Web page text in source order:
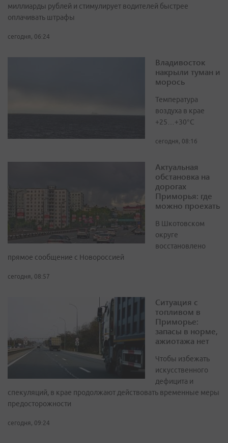
миллиарды рублей и стимулирует водителей быстрее
оплачивать штрафы
сегодня, 06:24
Владивосток
накрыли туман и
морось
Температура
воздуха в крае
+25…+30°C
сегодня, 08:16
Актуальная
обстановка на
дорогах
Приморья: где
можно проехать
В Шкотовском
округе
восстановлено
прямое сообщение с Новороссией
сегодня, 08:57
Ситуация с
топливом в
Приморье:
запасы в норме,
ажиотажа нет
Чтобы избежать
искусственного
дефицита и
спекуляций, в крае продолжают действовать временные меры
предосторожности
сегодня, 09:24